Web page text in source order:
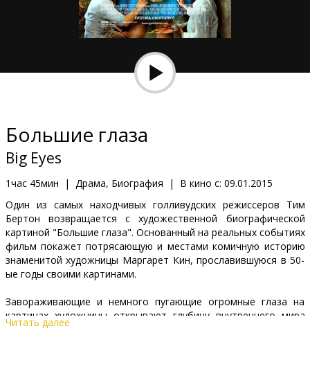
Подарки
Клуб
Большие глаза
Big Eyes
1час 45мин | Драма, Биография | В кино с: 09.01.2015
Один из самых находчивых голливудских режиссеров Тим
Бертон возвращается с художественной биографической
картиной "Большие глаза". Основанный на реальных событиях
фильм покажет потрясающую и местами комичную историю
знаменитой художницы Маргарет Кин, прославившуюся в 50-
ые годы своими картинами.
Завораживающие и немного пугающие огромные глаза на
картинах художницы открывают глубину внутреннего мира
изображенных на них детей, в основном девочек. Ради такого
Читать далее